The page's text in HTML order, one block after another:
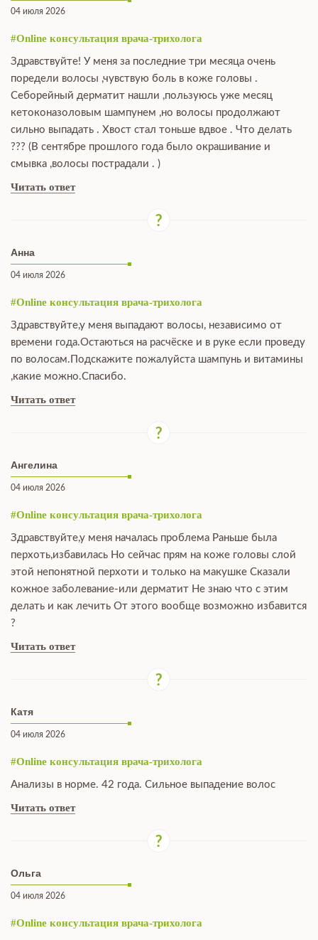
04 июля 2026
#Online консультация врача-трихолога
Здравствуйте! У меня за последние три месяца очень
поредели волосы ,чувствую боль в коже головы .
Себорейный дерматит нашли ,пользуюсь уже месяц
кетоконазоловым шампунем ,но волосы продолжают
сильно выпадать . Хвост стал тоньше вдвое . Что делать
??? (В сентябре прошлого года было окрашивание и
смывка ,волосы пострадали . )
Читать ответ
Анна
04 июля 2026
#Online консультация врача-трихолога
Здравствуйте,у меня выпадают волосы, независимо от
времени года.Остаються на расчёске и в руке если проведу
по волосам.Подскажите пожалуйста шампунь и витамины
,какие можно.Спасибо.
Читать ответ
Ангелина
04 июля 2026
#Online консультация врача-трихолога
Здравствуйте,у меня началась проблема Раньше была
перхоть,избавилась Но сейчас прям на коже головы слой
этой непонятной перхоти и только на макушке Сказали
кожное заболевание-или дерматит Не знаю что с этим
делать и как лечить От этого вообще возможно избавится
?
Читать ответ
Катя
04 июля 2026
#Online консультация врача-трихолога
Анализы в норме. 42 года. Сильное выпадение волос
Читать ответ
Ольга
04 июля 2026
#Online консультация врача-трихолога